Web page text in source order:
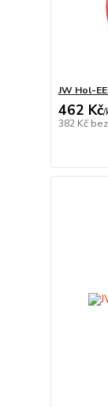
JW Hol-
462 Kč/
382 Kč